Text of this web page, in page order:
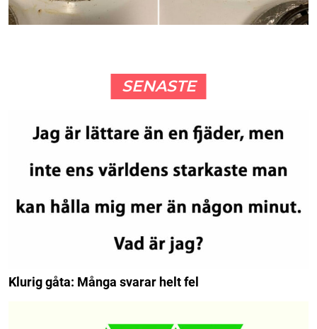
SENASTE
Klurig gåta: Många svarar helt fel